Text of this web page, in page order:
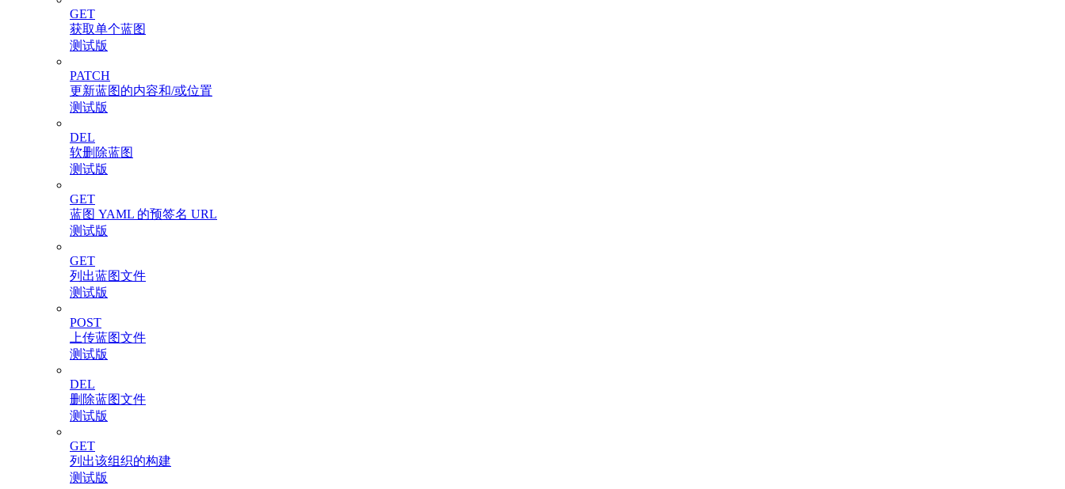
GET
获取单个蓝图
测试版
PATCH
更新蓝图的内容和/或位置
测试版
DEL
软删除蓝图
测试版
GET
蓝图 YAML 的预签名 URL
测试版
GET
列出蓝图文件
测试版
POST
上传蓝图文件
测试版
DEL
删除蓝图文件
测试版
GET
列出该组织的构建
测试版